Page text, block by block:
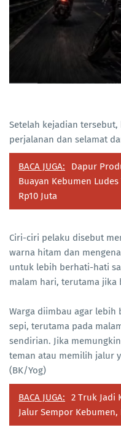
Setelah kejadian
perjalanan dan selamat
BACA JUGA:
Dapur
Buayan Kebumen
Rp10 Juta
Ciri-ciri pelaku disebut
warna hitam dan
untuk lebih berhati-hati
malam hari, terutama jika
Warga diimbau agar
sepi, terutama pada
sendirian. Jika
teman atau memilih jalur
(BK/Yog)
BACA JUGA:
2 Truk Jadi
Jalur Sempor Kebumen,